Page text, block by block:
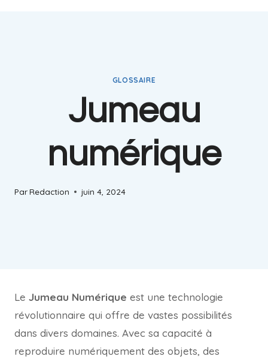
GLOSSAIRE
Jumeau
numérique
ParRedaction juin 4, 2024
Le Jumeau Numérique est une technologie
révolutionnaire qui offre de vastes possibilités
dans divers domaines. Avec sa capacité à
reproduire numériquement des objets, des